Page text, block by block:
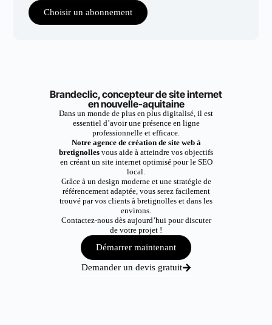
Choisir un abonnement
Brandeclic, concepteur de site internet
en nouvelle-aquitaine
Dans un monde de plus en plus digitalisé, il est
essentiel d’avoir une présence en ligne
professionnelle et efficace.
Notre agence de création de site web à
bretignolles vous aide à atteindre vos objectifs
en créant un site internet optimisé pour le SEO
local.
Grâce à un design moderne et une stratégie de
référencement adaptée, vous serez facilement
trouvé par vos clients à bretignolles et dans les
environs.
Contactez-nous dès aujourd’hui pour discuter
de votre projet !
Démarrer maintenant
Demander un devis gratuit